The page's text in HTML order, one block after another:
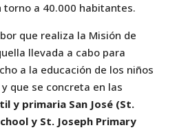
torno a 40.000 habitantes.
que realiza la Misión de
llevada a cabo para
a la educación de los niños
que se concreta en las
y primaria San José (St.
y St. Joseph Primary